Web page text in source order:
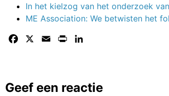
In het kielzog van het onderzoek
ME Association: We betwisten het
Facebook Email Print
Geef een reactie